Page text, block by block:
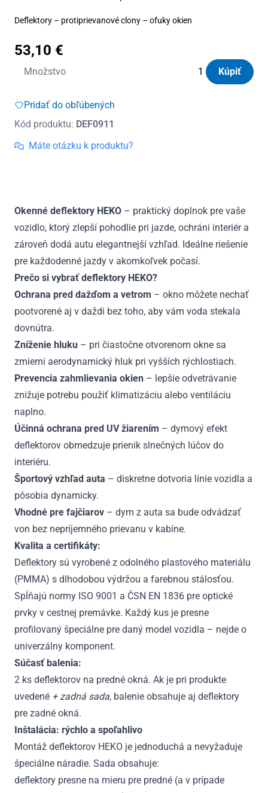
Deflektory – protiprievanové clony – ofuky okien
53,10 €
Množstvo
množstvo
Heko
S
W220
(+zadné)
Kúpiť
Pridať do obľúbených
Kód produktu: DEF0911
Máte otázku k produktu?
Okenné deflektory HEKO – praktický doplnok pre vaše
vozidlo, ktorý zlepší pohodlie pri jazde, ochráni interiér a
zároveň dodá autu elegantnejší vzhľad. Ideálne riešenie
pre každodenné jazdy v akomkoľvek počasí.
Prečo si vybrať deflektory HEKO?
Ochrana pred dažďom a vetrom – okno môžete nechať
pootvorené aj v daždi bez toho, aby vám voda stekala
dovnútra.
Zníženie hluku – pri čiastočne otvorenom okne sa
zmierni aerodynamický hluk pri vyšších rýchlostiach.
Prevencia zahmlievania okien – lepšie odvetrávanie
znižuje potrebu použiť klimatizáciu alebo ventiláciu
naplno.
Účinná ochrana pred UV žiarením – dymový efekt
deflektorov obmedzuje prienik slnečných lúčov do
interiéru.
Športový vzhľad auta – diskretne dotvoria línie vozidla a
pôsobia dynamicky.
Vhodné pre fajčiarov – dym z auta sa bude odvádzať
von bez nepríjemného prievanu v kabíne.
Kvalita a certifikáty:
Deflektory sú vyrobené z odolného plastového materiálu
(PMMA) s dlhodobou výdržou a farebnou stálosťou.
Spĺňajú normy ISO 9001 a ČSN EN 1836 pre optické
prvky v cestnej premávke. Každý kus je presne
profilovaný špeciálne pre daný model vozidla – nejde o
univerzálny komponent.
Súčasť balenia:
2 ks deflektorov na predné okná. Ak je pri produkte
uvedené + zadná sada, balenie obsahuje aj deflektory
pre zadné okná.
Inštalácia: rýchlo a spoľahlivo
Montáž deflektorov HEKO je jednoduchá a nevyžaduje
špeciálne náradie. Sada obsahuje:
deflektory presne na mieru pre predné (a v prípade